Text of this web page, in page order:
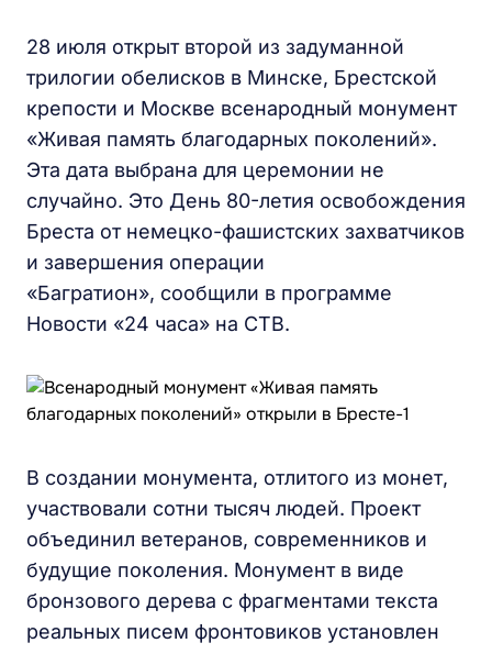
28 июля открыт второй из задуманной
трилогии обелисков в Минске, Брестской
крепости и Москве всенародный монумент
«Живая память благодарных поколений».
Эта дата выбрана для церемонии не
случайно. Это День 80-летия освобождения
Бреста от немецко-фашистских захватчиков
и завершения операции
«Багратион», сообщили в программе
Новости «24 часа» на СТВ.
В создании монумента, отлитого из монет,
участвовали сотни тысяч людей. Проект
объединил ветеранов, современников и
будущие поколения. Монумент в виде
бронзового дерева с фрагментами текста
реальных писем фронтовиков установлен